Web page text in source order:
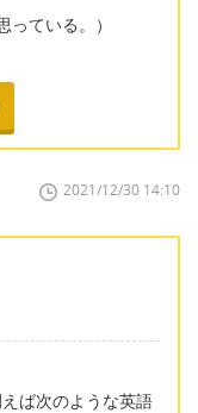
っている。）
2021/12/30 14:10
ば次のような英語